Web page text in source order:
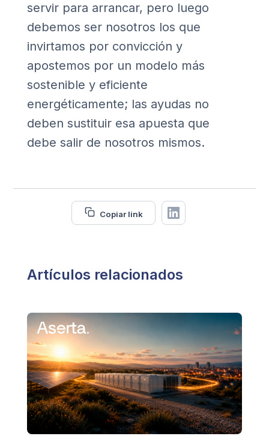
servir para arrancar, pero luego
debemos ser nosotros los que
invirtamos por convicción y
apostemos por un modelo más
sostenible y eficiente
energéticamente; las ayudas no
deben sustituir esa apuesta que
debe salir de nosotros mismos.
Copiar link
Artículos relacionados